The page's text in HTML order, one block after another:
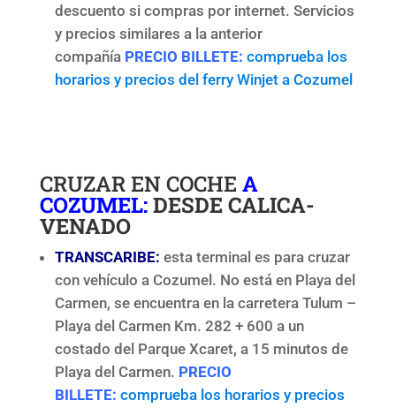
descuento si compras por internet. Servicios
y precios similares a la anterior
compañía PRECIO BILLETE: comprueba los
horarios y precios del ferry Winjet a Cozumel
CRUZAR EN COCHE A
COZUMEL:DESDE CALICA-
VENADO
TRANSCARIBE: esta terminal es para cruzar
con vehículo a Cozumel. No está en Playa del
Carmen, se encuentra en la carretera Tulum –
Playa del Carmen Km. 282 + 600 a un
costado del Parque Xcaret, a 15 minutos de
Playa del Carmen. PRECIO
BILLETE: comprueba los horarios y precios